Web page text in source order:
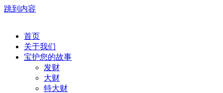
跳到内容
首页
关于我们
宝护您的故事
发财
大财
特大财